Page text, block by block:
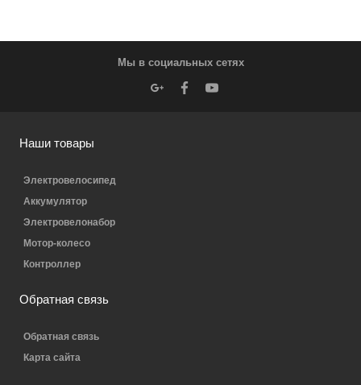
Мы в социальных сетях
Наши товары
Электровелосипед
Аккумулятор
Электровелонабор
Мотор-колесо
Контроллер
Обратная связь
Обратная связь
Карта сайта